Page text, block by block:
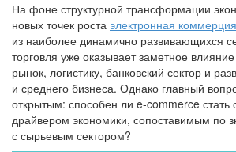
На фоне структурной трансформации
новых точек роста электронная коммерция
из наиболее динамично развивающихся
торговля уже оказывает заметное
рынок, логистику, банковский сектор и
и среднего бизнеса. Однако главный
открытым: способен ли e-commerce стать
драйвером экономики, сопоставимым по
с сырьевым сектором?